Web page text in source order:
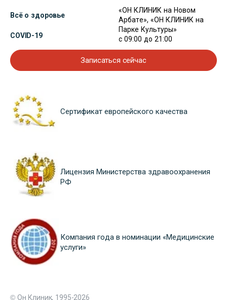
Всё о здоровье
COVID-19
«ОН КЛИНИК на Новом
Арбате», «ОН КЛИНИК на
Парке Культуры»
с 09:00 до 21:00
Записаться сейчас
Сертификат европейского качества
Лицензия Министерства здравоохранения
РФ
Компания года в номинации «Медицинские
услуги»
© Он Клиник, 1995-2026